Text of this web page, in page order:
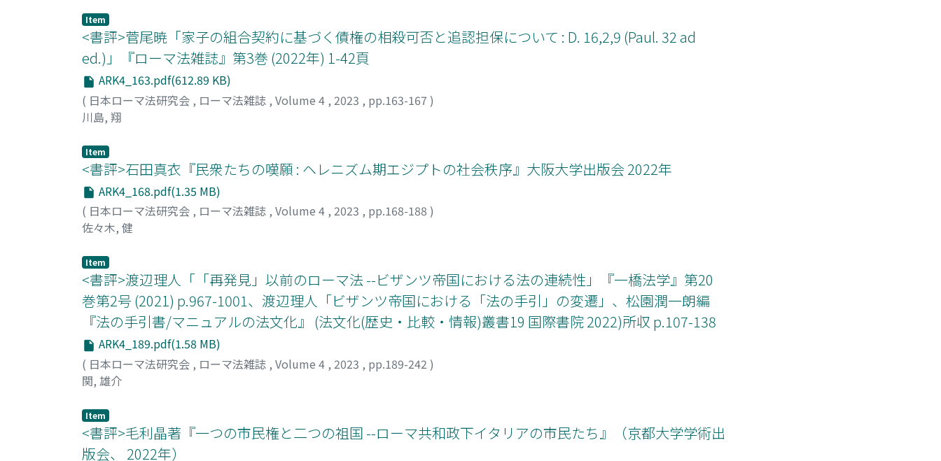
Item
<書評>菅尾暁「家子の組合契約に基づく債権の相殺可否と追認担保について : D. 16,2,9 (Paul. 32 ad
ed.)」『ローマ法雑誌』第3巻 (2022年) 1-42頁
ARK4_163.pdf(612.89 KB)
( 日本ローマ法研究会 , ローマ法雑誌 , Volume 4 , 2023 , pp.163-167 )
川島, 翔
Item
<書評>石田真衣『民衆たちの嘆願 : ヘレニズム期エジプトの社会秩序』大阪大学出版会 2022年
ARK4_168.pdf(1.35 MB)
( 日本ローマ法研究会 , ローマ法雑誌 , Volume 4 , 2023 , pp.168-188 )
佐々木, 健
Item
<書評>渡辺理人「「再発見」以前のローマ法 --ビザンツ帝国における法の連続性」『一橋法学』第20
巻第2号 (2021) p.967-1001、渡辺理人「ビザンツ帝国における「法の手引」の変遷」、松園潤一朗編
『法の手引書/マニュアルの法文化』 (法文化(歴史・比較・情報)叢書19 国際書院 2022)所収 p.107-138
ARK4_189.pdf(1.58 MB)
( 日本ローマ法研究会 , ローマ法雑誌 , Volume 4 , 2023 , pp.189-242 )
関, 雄介
Item
<書評>毛利晶著『一つの市民権と二つの祖国 --ローマ共和政下イタリアの市民たち』（京都大学学術出
版会、 2022年）